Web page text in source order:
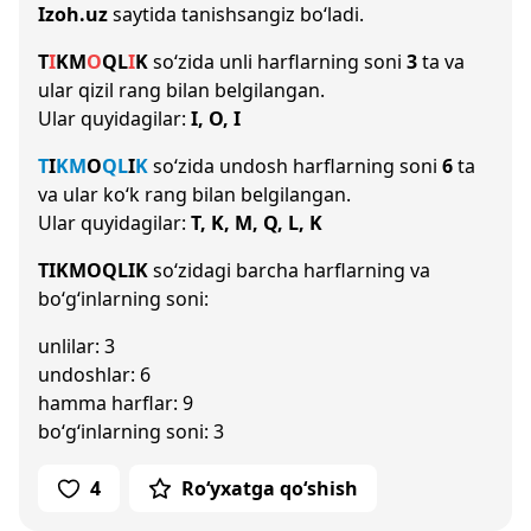
Izoh.uzsaytida tanishsangiz bo‘ladi.
TIKMOQLIKso‘zida unli harflarning soni 3ta va
ular qizil rang bilan belgilangan.
Ular quyidagilar: I, O, I
TIKMOQLIKso‘zida undosh harflarning soni 6ta
va ular ko‘k rang bilan belgilangan.
Ular quyidagilar: T, K, M, Q, L, K
TIKMOQLIKso‘zidagi barcha harflarning va
bo‘g‘inlarning soni:
unlilar: 3
undoshlar: 6
hamma harflar: 9
bo‘g‘inlarning soni: 3
4 Ro‘yxatga qo‘shish